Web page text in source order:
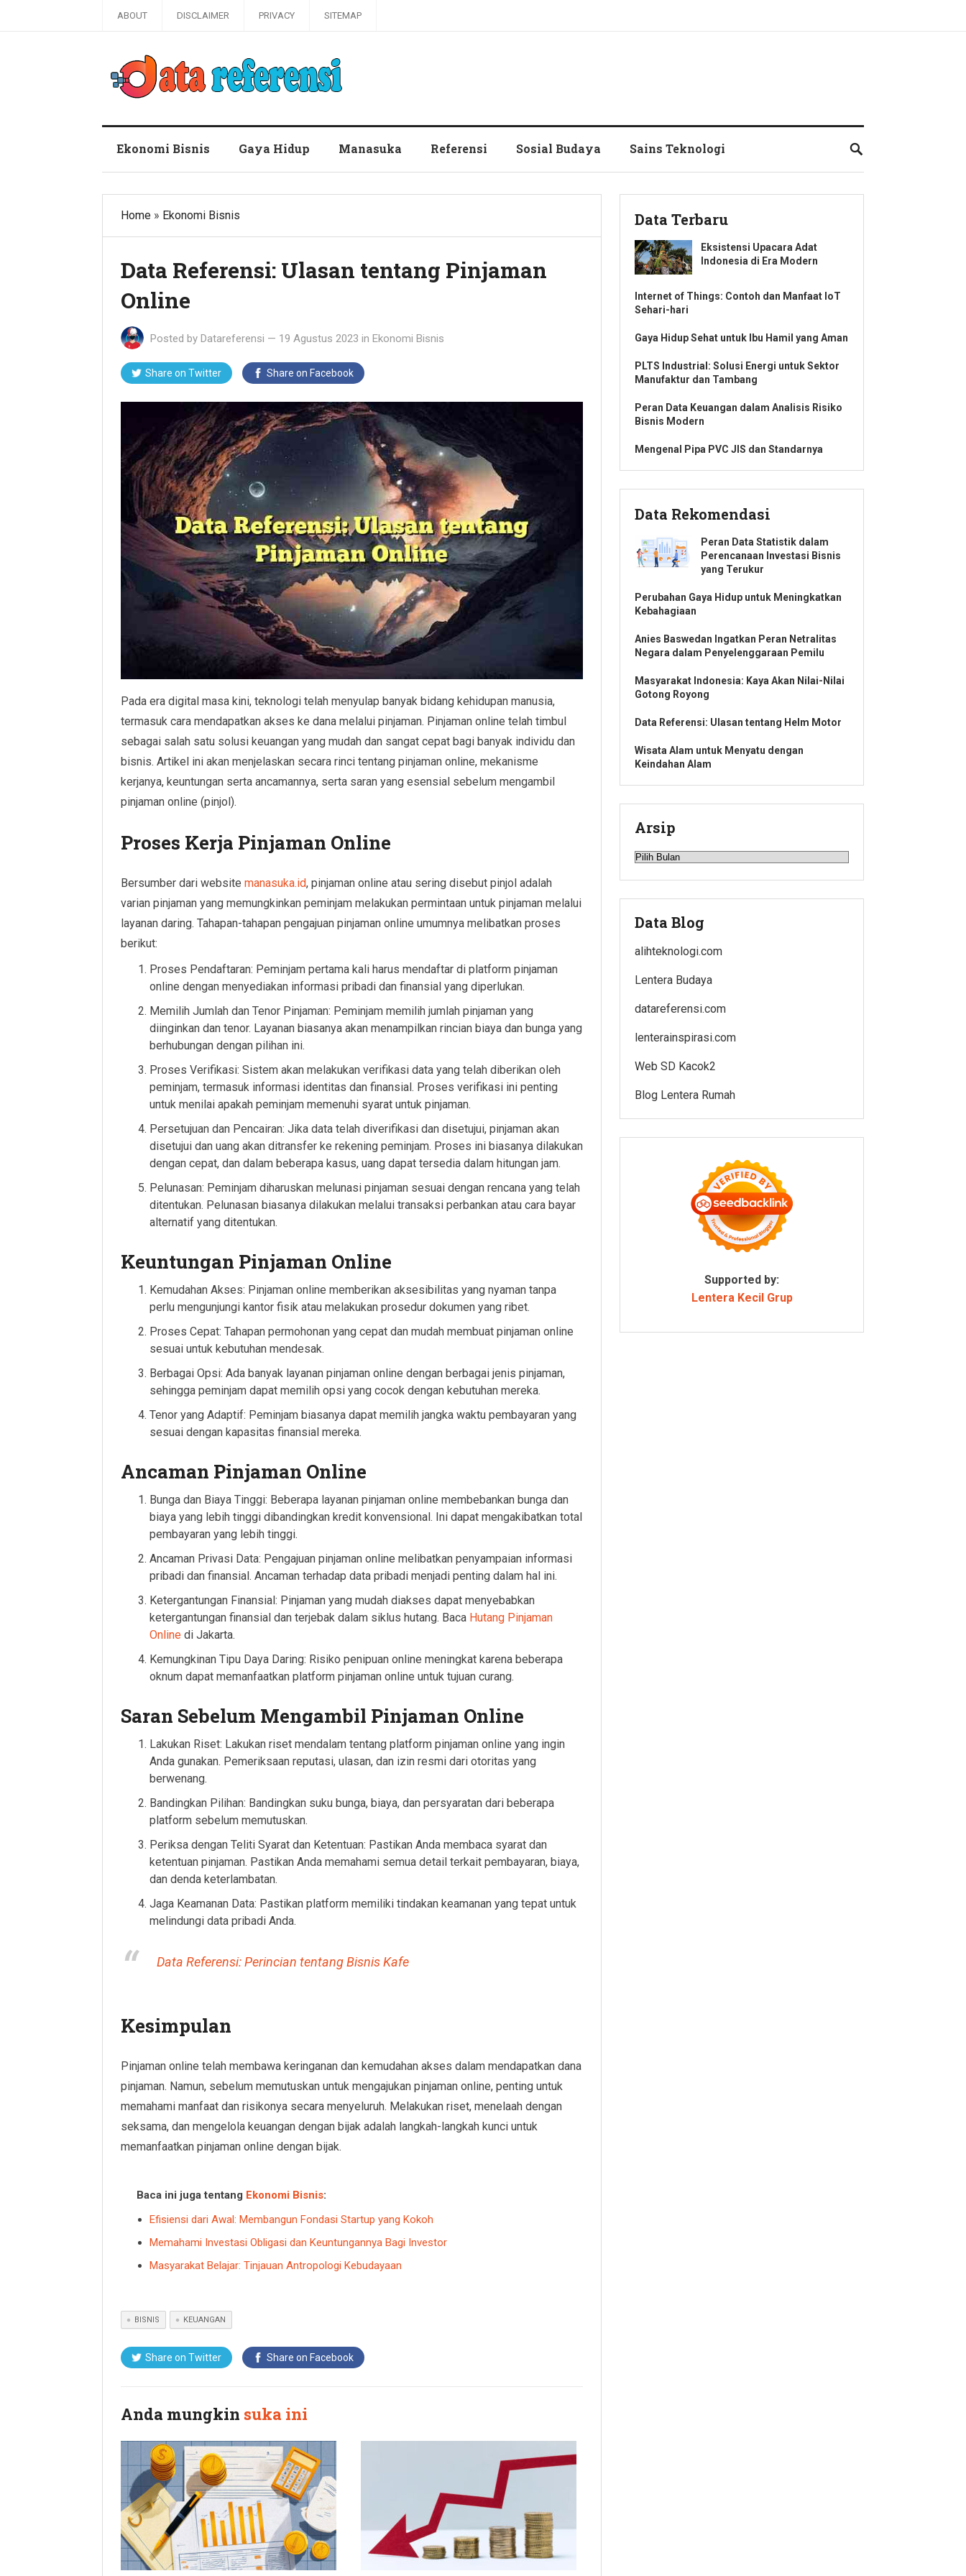
ABOUT DISCLAIMER PRIVACY SITEMAP
Ekonomi Bisnis Gaya Hidup Manasuka Referensi Sosial Budaya Sains Teknologi
Home » Ekonomi Bisnis
Data Referensi: Ulasan tentang Pinjaman
Online
Posted by Datareferensi — 19 Agustus 2023 in Ekonomi Bisnis
Share on Twitter Share on Facebook
Pada era digital masa kini, teknologi telah menyulap banyak bidang kehidupan manusia,
termasuk cara mendapatkan akses ke dana melalui pinjaman. Pinjaman online telah timbul
sebagai salah satu solusi keuangan yang mudah dan sangat cepat bagi banyak individu dan
bisnis. Artikel ini akan menjelaskan secara rinci tentang pinjaman online, mekanisme
kerjanya, keuntungan serta ancamannya, serta saran yang esensial sebelum mengambil
pinjaman online (pinjol).
Proses Kerja Pinjaman Online
Bersumber dari website manasuka.id, pinjaman online atau sering disebut pinjol adalah
varian pinjaman yang memungkinkan peminjam melakukan permintaan untuk pinjaman melalui
layanan daring. Tahapan-tahapan pengajuan pinjaman online umumnya melibatkan proses
berikut:
Proses Pendaftaran: Peminjam pertama kali harus mendaftar di platform pinjaman
online dengan menyediakan informasi pribadi dan finansial yang diperlukan.
Memilih Jumlah dan Tenor Pinjaman: Peminjam memilih jumlah pinjaman yang
diinginkan dan tenor. Layanan biasanya akan menampilkan rincian biaya dan bunga yang
berhubungan dengan pilihan ini.
Proses Verifikasi: Sistem akan melakukan verifikasi data yang telah diberikan oleh
peminjam, termasuk informasi identitas dan finansial. Proses verifikasi ini penting
untuk menilai apakah peminjam memenuhi syarat untuk pinjaman.
Persetujuan dan Pencairan: Jika data telah diverifikasi dan disetujui, pinjaman akan
disetujui dan uang akan ditransfer ke rekening peminjam. Proses ini biasanya dilakukan
dengan cepat, dan dalam beberapa kasus, uang dapat tersedia dalam hitungan jam.
Pelunasan: Peminjam diharuskan melunasi pinjaman sesuai dengan rencana yang telah
ditentukan. Pelunasan biasanya dilakukan melalui transaksi perbankan atau cara bayar
alternatif yang ditentukan.
Keuntungan Pinjaman Online
Kemudahan Akses: Pinjaman online memberikan aksesibilitas yang nyaman tanpa
perlu mengunjungi kantor fisik atau melakukan prosedur dokumen yang ribet.
Proses Cepat: Tahapan permohonan yang cepat dan mudah membuat pinjaman online
sesuai untuk kebutuhan mendesak.
Berbagai Opsi: Ada banyak layanan pinjaman online dengan berbagai jenis pinjaman,
sehingga peminjam dapat memilih opsi yang cocok dengan kebutuhan mereka.
Tenor yang Adaptif: Peminjam biasanya dapat memilih jangka waktu pembayaran yang
sesuai dengan kapasitas finansial mereka.
Ancaman Pinjaman Online
Bunga dan Biaya Tinggi: Beberapa layanan pinjaman online membebankan bunga dan
biaya yang lebih tinggi dibandingkan kredit konvensional. Ini dapat mengakibatkan total
pembayaran yang lebih tinggi.
Ancaman Privasi Data: Pengajuan pinjaman online melibatkan penyampaian informasi
pribadi dan finansial. Ancaman terhadap data pribadi menjadi penting dalam hal ini.
Ketergantungan Finansial: Pinjaman yang mudah diakses dapat menyebabkan
ketergantungan finansial dan terjebak dalam siklus hutang. Baca Hutang Pinjaman
Online di Jakarta.
Kemungkinan Tipu Daya Daring: Risiko penipuan online meningkat karena beberapa
oknum dapat memanfaatkan platform pinjaman online untuk tujuan curang.
Saran Sebelum Mengambil Pinjaman Online
Lakukan Riset: Lakukan riset mendalam tentang platform pinjaman online yang ingin
Anda gunakan. Pemeriksaan reputasi, ulasan, dan izin resmi dari otoritas yang
berwenang.
Bandingkan Pilihan: Bandingkan suku bunga, biaya, dan persyaratan dari beberapa
platform sebelum memutuskan.
Periksa dengan Teliti Syarat dan Ketentuan: Pastikan Anda membaca syarat dan
ketentuan pinjaman. Pastikan Anda memahami semua detail terkait pembayaran, biaya,
dan denda keterlambatan.
Jaga Keamanan Data: Pastikan platform memiliki tindakan keamanan yang tepat untuk
melindungi data pribadi Anda.
Data Referensi: Perincian tentang Bisnis Kafe
Kesimpulan
Pinjaman online telah membawa keringanan dan kemudahan akses dalam mendapatkan dana
pinjaman. Namun, sebelum memutuskan untuk mengajukan pinjaman online, penting untuk
memahami manfaat dan risikonya secara menyeluruh. Melakukan riset, menelaah dengan
seksama, dan mengelola keuangan dengan bijak adalah langkah-langkah kunci untuk
memanfaatkan pinjaman online dengan bijak.
Baca ini juga tentang Ekonomi Bisnis:
Efisiensi dari Awal: Membangun Fondasi Startup yang Kokoh
Memahami Investasi Obligasi dan Keuntungannya Bagi Investor
Masyarakat Belajar: Tinjauan Antropologi Kebudayaan
BISNIS KEUANGAN
Share on Twitter Share on Facebook
Anda mungkin suka ini
Data Terbaru
Eksistensi Upacara Adat
Indonesia di Era Modern
Internet of Things: Contoh dan Manfaat IoT
Sehari-hari
Gaya Hidup Sehat untuk Ibu Hamil yang Aman
PLTS Industrial: Solusi Energi untuk Sektor
Manufaktur dan Tambang
Peran Data Keuangan dalam Analisis Risiko
Bisnis Modern
Mengenal Pipa PVC JIS dan Standarnya
Data Rekomendasi
Peran Data Statistik dalam
Perencanaan Investasi Bisnis
yang Terukur
Perubahan Gaya Hidup untuk Meningkatkan
Kebahagiaan
Anies Baswedan Ingatkan Peran Netralitas
Negara dalam Penyelenggaraan Pemilu
Masyarakat Indonesia: Kaya Akan Nilai-Nilai
Gotong Royong
Data Referensi: Ulasan tentang Helm Motor
Wisata Alam untuk Menyatu dengan
Keindahan Alam
Arsip
Arsip
Data Blog
alihteknologi.com
Lentera Budaya
datareferensi.com
lenterainspirasi.com
Web SD Kacok2
Blog Lentera Rumah
Supported by:
Lentera Kecil Grup